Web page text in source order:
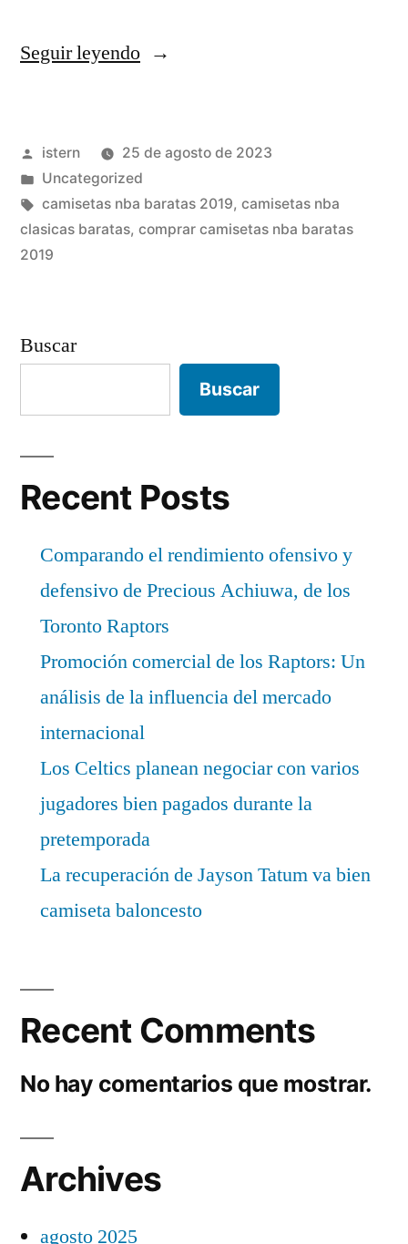
Seguir leyendo«Camiseta
Publicado
por
istern
25 de agosto de 2023
Publicado
en
Uncategorized
Etiquetas:
camisetas nba baratas 2019, camisetas nba
clasicas baratas, comprar camisetas nba baratas
2019
Buscar
Buscar
Recent Posts
Comparando el rendimiento ofensivo y
defensivo de Precious Achiuwa, de los
Toronto Raptors
Promoción comercial de los Raptors: Un
análisis de la influencia del mercado
internacional
Los Celtics planean negociar con varios
jugadores bien pagados durante la
pretemporada
La recuperación de Jayson Tatum va bien
camiseta baloncesto
Recent Comments
No hay comentarios que mostrar.
Archives
agosto 2025